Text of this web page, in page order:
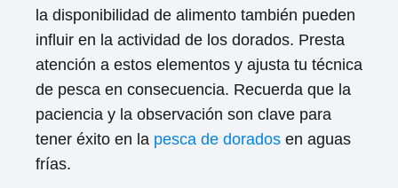
la disponibilidad de alimento también pueden
influir en la actividad de los dorados. Presta
atención a estos elementos y ajusta tu técnica
de pesca en consecuencia. Recuerda que la
paciencia y la observación son clave para
tener éxito en la pesca de dorados en aguas
frías.